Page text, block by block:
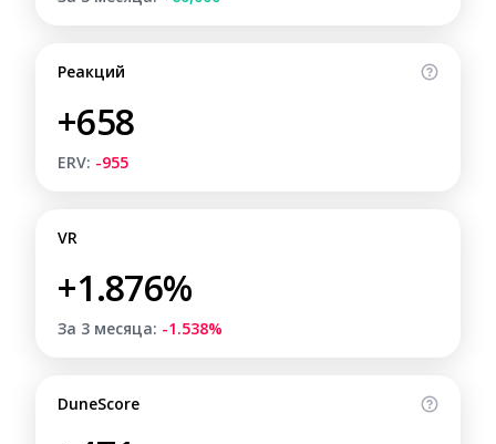
Реакций
+658
ERV: -955
VR
+1.876%
За 3 месяца: -1.538%
DuneScore